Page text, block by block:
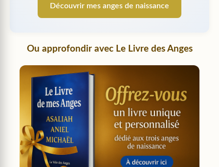
Découvrir mes anges de naissance
Ou approfondir avec Le Livre des Anges